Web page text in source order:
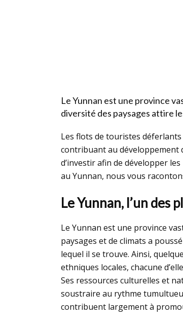
Le Yunnan est une province
diversité des paysages attire
Les flots de touristes
contribuant au développement
d’investir afin de développer
au Yunnan, nous vous
Le Yunnan, l’un des
Le Yunnan est une province
paysages et de climats a
lequel il se trouve. Ainsi,
ethniques locales, chacune
Ses ressources culturelles et
soustraire au rythme
contribuent largement à